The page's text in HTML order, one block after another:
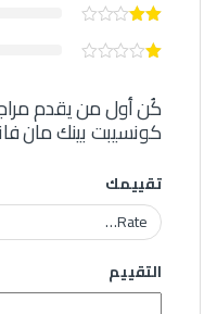
كُن أول من يقدم
كونسيبت بينك مان فانيلا
تقييمك
التقييم